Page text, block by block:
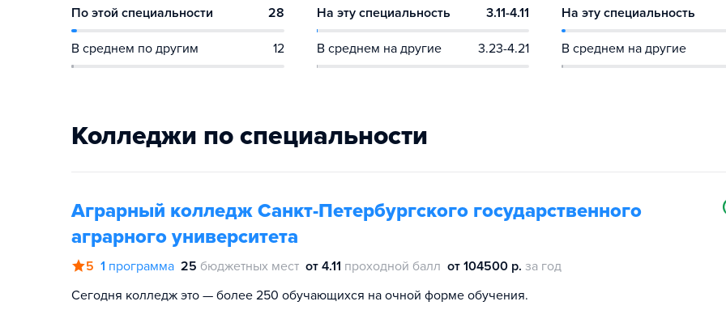
По этой специальности 28
В среднем по другим 12
На эту специальность 3.11-4.11
В среднем на другие 3.23-4.21
На эту специальность
В среднем на другие
Колледжи по специальности
Аграрный колледж Санкт-Петербургского государственного
аграрного университета
5 1 программа 25 бюджетных мест от 4.11 проходной балл от 104500 р. за год
Сегодня колледж это — более 250 обучающихся на очной форме обучения.